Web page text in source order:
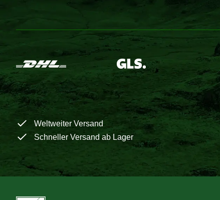
Weltweiter Versand
Schneller Versand ab Lager